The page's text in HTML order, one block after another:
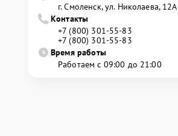
г. Смоленск, ул. Николаева, 12А
Контакты
+7 (800) 301-55-83
+7 (800) 301-55-83
Время работы
Работаем с 09:00 до 21:00